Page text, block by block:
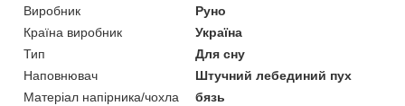
Виробник
Руно
Країна виробник
Україна
Тип
Для сну
Наповнювач
Штучний лебединий пух
Матеріал напірника/чохла
бязь